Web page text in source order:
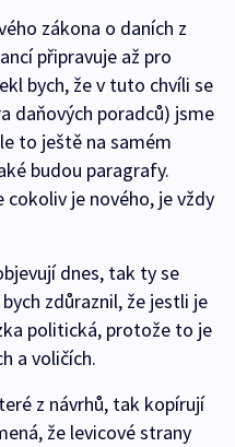
zákona o daních z
připravuje až pro
bych, že v tuto chvíli se
daňových poradců) jsme
to ještě na samém
budou paragrafy.
je nového, je vždy
dnes, tak ty se
zdůraznil, že jestli je
politická, protože to je
a voličích.
z návrhů, tak kopírují
že levicové strany